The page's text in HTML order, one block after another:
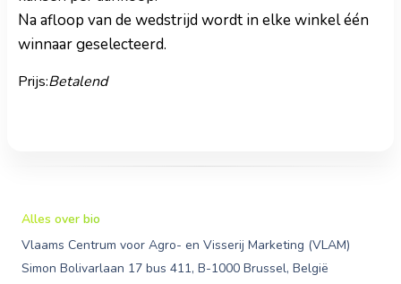
Na afloop van de wedstrijd wordt in elke winkel één
winnaar geselecteerd.
Prijs:Betalend
Alles over bio
Vlaams Centrum voor Agro- en Visserij Marketing (VLAM)
Simon Bolivarlaan 17 bus 411, B-1000 Brussel, België